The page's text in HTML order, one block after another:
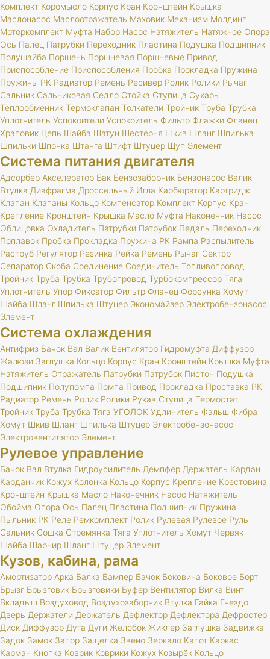
Комплект Коромысло Корпус Кран Кронштейн Крышка
Маслонасос Маслоотражатель Маховик Механизм Молдинг
Моторкомплект Муфта Набор Насос Натяжитель Натяжное Опора
Ось Палец Патрубки Переходник Пластина Подушка Подшипник
Полушайба Поршень Поршневая Поршневые Привод
Приспособление Приспособления Пробка Прокладка Пружина
Пружины РК Радиатор Ремень Ресивер Ролик Ролики Рычаг
Сальник Сальниковая Седло Стойка Ступица Сухарь
Теплообменник Термоклапан Толкатели Тройник Труба Трубка
Уплотнитель Успокоители Успокоитель Фильтр Флажки Фланец
Храповик Цепь Шайба Шатун Шестерня Шкив Шланг Шпилька
Шпильки Шпонка Штанга Штифт Штуцер Щуп Элемент
Система питания двигателя
Адсорбер Акселератор Бак Бензозаборник Бензонасос Валик
Втулка Диафрагма Дроссельный Игла Карбюратор Картридж
Клапан Клапаны Кольцо Компенсатор Комплект Корпус Кран
Крепление Кронштейн Крышка Масло Муфта Наконечник Насос
Облицовка Охладитель Патрубки Патрубок Педаль Переходник
Поплавок Пробка Прокладка Пружина РК Рампа Распылитель
Раструб Регулятор Резинка Рейка Ремень Рычаг Сектор
Сепаратор Скоба Соединение Соединитель Топливопровод
Тройник Труба Трубка Трубопровод Турбокомпрессор Тяга
Уплотнитель Упор Фиксатор Фильтр Фланец Форсунка Хомут
Шайба Шланг Шпилька Штуцер Экономайзер Электробензонасос
Элемент
Система охлаждения
Антифриз Бачок Вал Валик Вентилятор Гидромуфта Диффузор
Жалюзи Заглушка Кольцо Корпус Кран Кронштейн Крышка Муфта
Натяжитель Отражатель Патрубки Патрубок Пистон Подушка
Подшипник Полупомпа Помпа Привод Прокладка Проставка РК
Радиатор Ремень Ролик Ролики Рукав Ступица Термостат
Тройник Труба Трубка Тяга УГОЛОК Удлинитель Фальш Фибра
Хомут Шкив Шланг Шпилька Штуцер Электробензонасос
Электровентилятор Элемент
Рулевое управление
Бачок Вал Втулка Гидроусилитель Демпфер Держатель Кардан
Карданчик Кожух Колонка Кольцо Корпус Крепление Крестовина
Кронштейн Крышка Масло Наконечник Насос Натяжитель
Обойма Опора Ось Палец Пластина Подшипник Пружина
Пыльник РК Реле Ремкомплект Ролик Рулевая Рулевое Руль
Сальник Сошка Стремянка Тяга Уплотнитель Хомут Червяк
Шайба Шарнир Шланг Штуцер Элемент
Кузов, кабина, рама
Амортизатор Арка Балка Бампер Бачок Боковина Боковое Борт
Брызг Брызговик Брызговики Буфер Вентилятор Вилка Винт
Вкладыш Воздуховод Воздухозаборник Втулка Гайка Гнездо
Дверь Держатели Держатель Дефлектор Дефлектора Дефростер
Диск Диффузор Дуга Дуги Желобок Жиклер Заглушка Задвижка
Задок Замок Запор Защелка Звено Зеркало Капот Каркас
Карман Кнопка Коврик Коврики Кожух Козырёк Кольцо